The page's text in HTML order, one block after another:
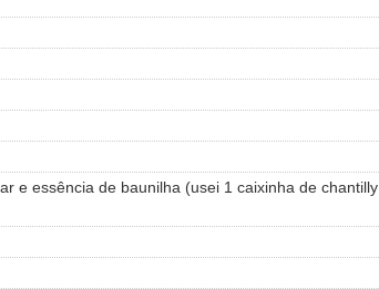
e essência de baunilha (usei 1 caixinha de chantilly